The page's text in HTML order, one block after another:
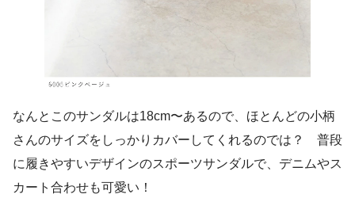
なんとこのサンダルは18cm〜あるので、ほとんどの小柄
さんのサイズをしっかりカバーしてくれるのでは？ 普段
に履きやすいデザインのスポーツサンダルで、デニムやス
カート合わせも可愛い！